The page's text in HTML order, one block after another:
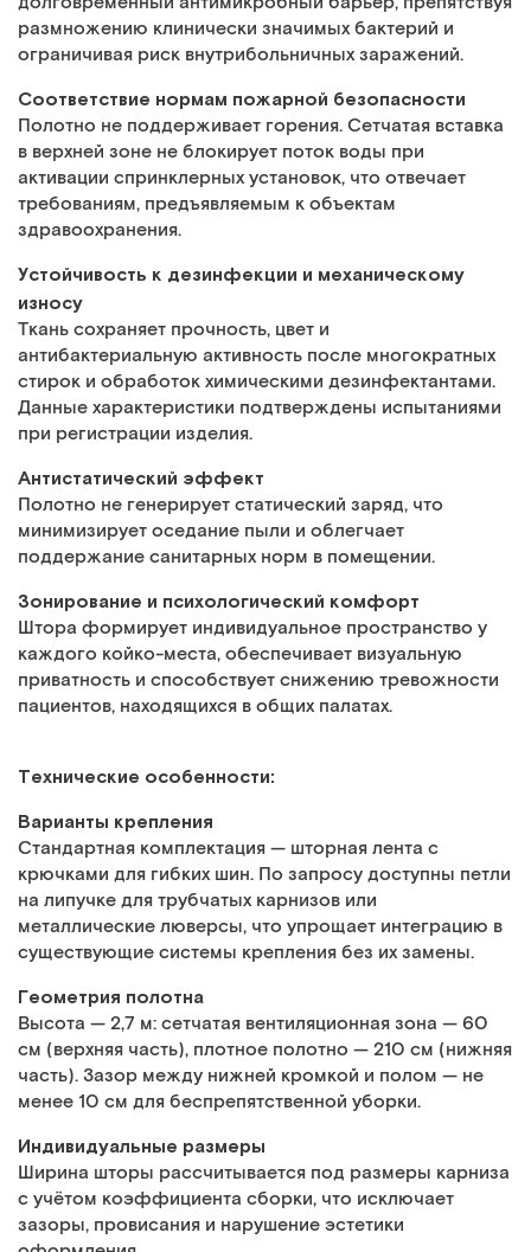
размножению клинически значимых бактерий и
ограничивая риск внутрибольничных заражений.
Соответствие нормам пожарной безопасности
Полотно не поддерживает горения. Сетчатая вставка
в верхней зоне не блокирует поток воды при
активации спринклерных установок, что отвечает
требованиям, предъявляемым к объектам
здравоохранения.
Устойчивость к дезинфекции и механическому
износу
Ткань сохраняет прочность, цвет и
антибактериальную активность после многократных
стирок и обработок химическими дезинфектантами.
Данные характеристики подтверждены испытаниями
при регистрации изделия.
Антистатический эффект
Полотно не генерирует статический заряд, что
минимизирует оседание пыли и облегчает
поддержание санитарных норм в помещении.
Зонирование и психологический комфорт
Штора формирует индивидуальное пространство у
каждого койко-места, обеспечивает визуальную
приватность и способствует снижению тревожности
пациентов, находящихся в общих палатах.
Технические особенности:
Варианты крепления
Стандартная комплектация — шторная лента с
крючками для гибких шин. По запросу доступны петли
на липучке для трубчатых карнизов или
металлические люверсы, что упрощает интеграцию в
существующие системы крепления без их замены.
Геометрия полотна
Высота — 2,7 м: сетчатая вентиляционная зона — 60
см (верхняя часть), плотное полотно — 210 см (нижняя
часть). Зазор между нижней кромкой и полом — не
менее 10 см для беспрепятственной уборки.
Индивидуальные размеры
Ширина шторы рассчитывается под размеры карниза
с учётом коэффициента сборки, что исключает
зазоры, провисания и нарушение эстетики